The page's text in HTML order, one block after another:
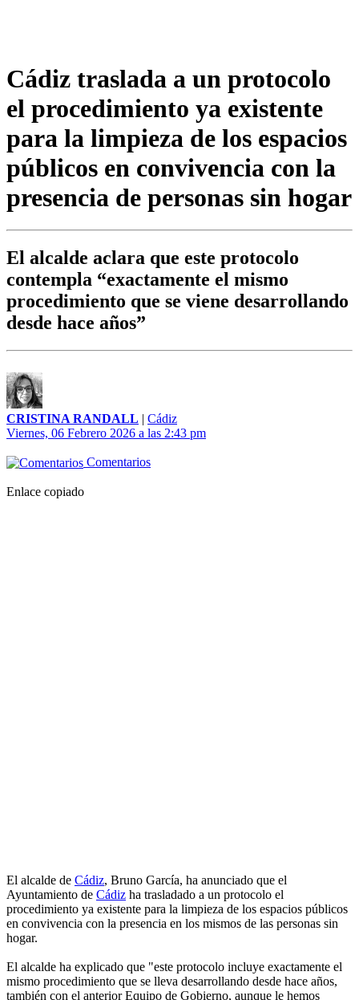
Cádiz traslada a un protocolo
el procedimiento ya existente
para la limpieza de los espacios
públicos en convivencia con la
presencia de personas sin hogar
El alcalde aclara que este protocolo
contempla “exactamente el mismo
procedimiento que se viene desarrollando
desde hace años”
CRISTINA RANDALL | Cádiz
Viernes, 06 Febrero 2026 a las 2:43 pm
Comentarios
Enlace copiado
El alcalde de Cádiz, Bruno García, ha anunciado que el
Ayuntamiento de Cádiz ha trasladado a un protocolo el
procedimiento ya existente para la limpieza de los espacios públicos
en convivencia con la presencia en los mismos de las personas sin
hogar.
El alcalde ha explicado que "este protocolo incluye exactamente el
mismo procedimiento que se lleva desarrollando desde hace años,
también con el anterior Equipo de Gobierno, aunque le hemos